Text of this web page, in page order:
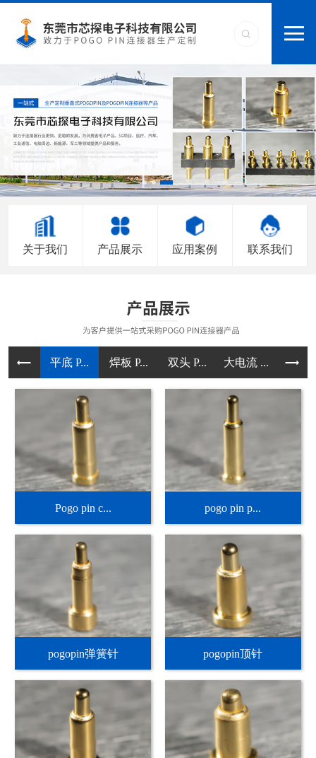
关于我们 产品展示 应用案例 联系我们
平底 P... 焊板 P... 双头 P... 大电流 ... 直立
Pogo pin c... pogo pin p...
pogopin弹簧针 pogopin顶针